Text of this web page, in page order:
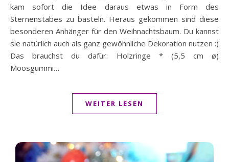
kam sofort die Idee daraus etwas in Form des
Sternenstabes zu basteln. Heraus gekommen sind diese
besonderen Anhänger für den Weihnachtsbaum. Du kannst
sie natürlich auch als ganz gewöhnliche Dekoration nutzen :)
Das brauchst du dafür: Holzringe * (5,5 cm ø)
Moosgummi…
WEITER LESEN